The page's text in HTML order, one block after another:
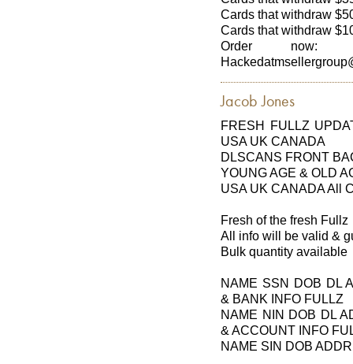
Cards that withdraw
Cards that withdraw
Order now:
Jacob Jones
FRESH FULLZ
USA UK CANADA
DLSCANS FRONT
YOUNG AGE & OLD
USA UK CANADA All
Fresh of the fresh Fullz
All info will be valid &
Bulk quantity available
NAME SSN DOB DL
& BANK INFO FULLZ
NAME NIN DOB DL
& ACCOUNT INFO
NAME SIN DOB